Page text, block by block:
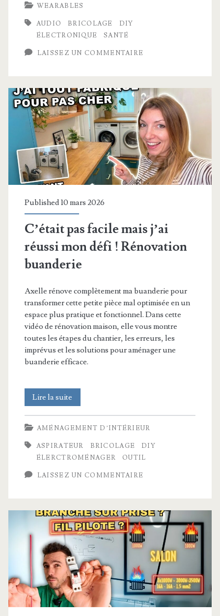
décorticage
de
conduction
osseuse
WEARABLES
AUDIO BRICOLAGE
DIY
ÉLECTRONIQUE
SANTÉ
LAISSEZ UN COMMENTAIRE
Published 10 mars 2026
C’était pas facile mais j’ai
réussi mon défi ! Rénovation
buanderie
Axelle rénove complètement ma buanderie pour
transformer cette petite pièce mal optimisée en un
espace plus pratique et fonctionnel. Dans cette
vidéo de rénovation maison, elle vous montre
toutes les étapes du chantier, les erreurs, les
imprévus et les solutions pour aménager une
buanderie efficace.
Lire la suite
pas
facile
mais
défi
!
Rénovation
buanderie
AMÉNAGEMENT D’INTÉRIEUR
ASPIRATEUR BRICOLAGE
DIY
ÉLERCTROMÉNAGER
OUTIL
LAISSEZ UN COMMENTAIRE